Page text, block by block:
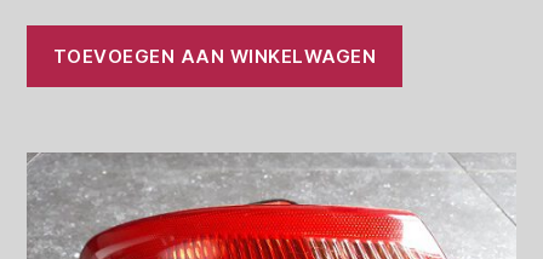
TOEVOEGEN AAN WINKELWAGEN